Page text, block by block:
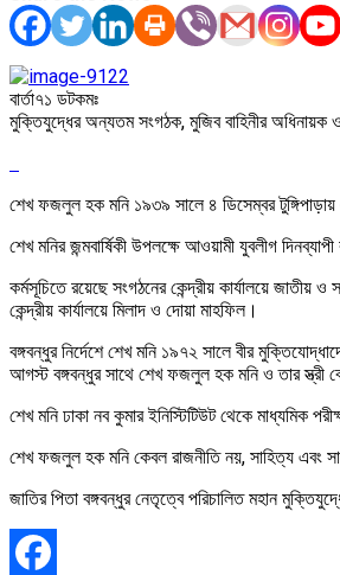
বার্তা৭১ ডটকমঃ
মুক্তিযুদ্ধের অন্যতম সংগঠক, মুজিব বাহিনীর অধিনায়ক ও
শেখ ফজলুল হক মনি ১৯৩৯ সালে ৪ ডিসেম্বর
শেখ মনির জন্মবার্ষিকী উপলক্ষে আওয়ামী যুবলীগ
কর্মসূচিতে রয়েছে সংগঠনের কেন্দ্রীয় কার্যালয়ে
কেন্দ্রীয় কার্যালয়ে মিলাদ ও দোয়া মাহফিল।
বঙ্গবন্ধুর নির্দেশে শেখ মনি ১৯৭২ সালে বীর
আগস্ট বঙ্গবন্ধুর সাথে শেখ ফজলুল হক মনি ও তার স্ত্রী
শেখ মনি ঢাকা নব কুমার ইনিস্টিটিউট থেকে মাধ্যমিক
শেখ ফজলুল হক মনি কেবল রাজনীতি নয়, সাহিত্য এবং
জাতির পিতা বঙ্গবন্ধুর নেতৃত্বে পরিচালিত মহান